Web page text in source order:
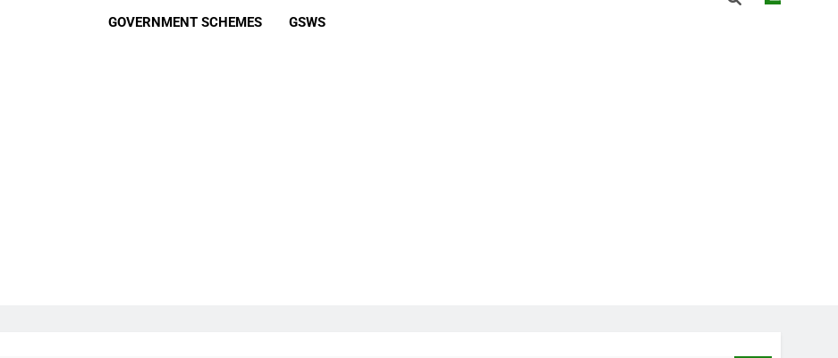
GOVERNMENT SCHEMES GSWS